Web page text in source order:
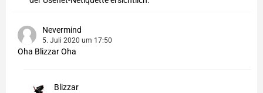
Nevermind
5. Juli 2020 um 17:50
Oha Blizzar Oha
Blizzar